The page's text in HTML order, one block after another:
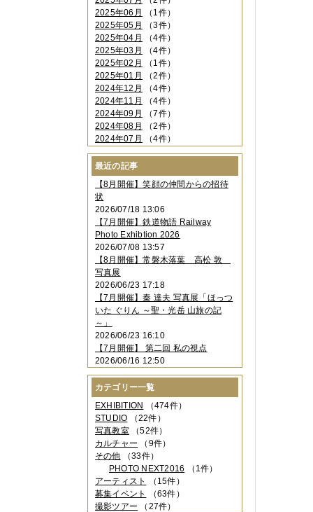
2025年06月
（1件）
2025年05月
（3件）
2025年04月
（4件）
2025年03月
（4件）
2025年02月
（1件）
2025年01月
（2件）
2024年12月
（4件）
2024年11月
（4件）
2024年09月
（7件）
2024年08月
（2件）
2024年07月
（4件）
2024年06月（4件）
2024年04月
2024年03月（3件）
2024年02月（2件）
2023年12月
2023年11月 （4件）
2023年10月（3件）
2023年09月（4件）
2023年08月 （1件）
2023年06月（3件）
2023年05月
2023年04月 （2件）
2023年03月（5件）
2023年02月（3件）
2023年01月
2022年12月 （3件）
2022年11月（2件）
2022年10月（4件）
2022年09月（2件）
2022年08月
（3件）
2022年07月（3件）
2022年05月（4件）
2022年04月（2件）
2022年03月
（5件）
2022年02月（3件）
2022年01月（3件）
2021年12月（2件）
2021年11月（3件）
2021年10月
（1件）
最近の記事
【8月開催】笑顔の仲間からの招待
状
2026/07/18 13:06
【7月開催】鉄道物語 Railway
Photo Exhibtion 2026
2026/07/08 13:57
【8月開催】常磐木落葉 高松 敦
写真展
2026/06/23 17:18
【7月開催】秦 達夫 写真展「ほっつ
いた ぐりん ～聖・光岳 山旅の記
～」
2026/06/23 16:10
【7月開催】 第二回 私の視点
2026/06/16 12:50
カテゴリー一覧
EXHIBITION （474件）
STUDIO （22件）
写真教室（52件）
カルチャー （9件）
その他 （33件）
PHOTO NEXT2016 （1件）
アーティスト
（15件）
募集イベント
（63件）
撮影ツアー （27件）